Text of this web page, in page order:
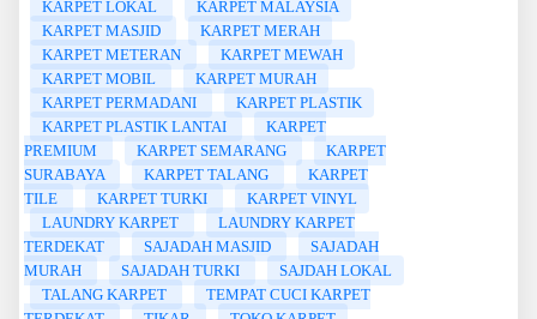
KARPET LOKAL
KARPET MALAYSIA
KARPET MASJID
KARPET MERAH
KARPET METERAN
KARPET MEWAH
KARPET MOBIL
KARPET MURAH
KARPET PERMADANI
KARPET PLASTIK
KARPET PLASTIK LANTAI
KARPET
PREMIUM
KARPET SEMARANG
KARPET
SURABAYA
KARPET TALANG
KARPET
TILE
KARPET TURKI
KARPET VINYL
LAUNDRY KARPET
LAUNDRY KARPET
TERDEKAT
SAJADAH MASJID
SAJADAH
MURAH
SAJADAH TURKI
SAJDAH LOKAL
TALANG KARPET
TEMPAT CUCI KARPET